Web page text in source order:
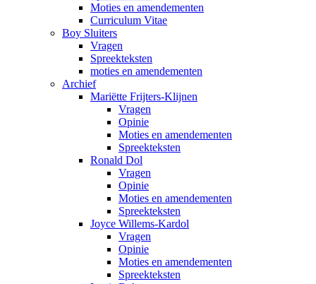
Moties en amendementen
Curriculum Vitae
Boy Sluiters
Vragen
Spreekteksten
moties en amendementen
Archief
Mariëtte Frijters-Klijnen
Vragen
Opinie
Moties en amendementen
Spreekteksten
Ronald Dol
Vragen
Opinie
Moties en amendementen
Spreekteksten
Joyce Willems-Kardol
Vragen
Opinie
Moties en amendementen
Spreekteksten